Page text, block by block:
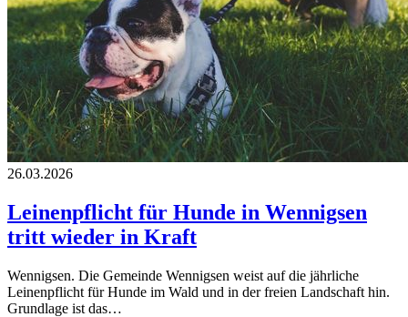
26.03.2026
Leinenpflicht für Hunde in Wennigsen
tritt wieder in Kraft
Wennigsen. Die Gemeinde Wennigsen weist auf die jährliche
Leinenpflicht für Hunde im Wald und in der freien Landschaft hin.
Grundlage ist das…